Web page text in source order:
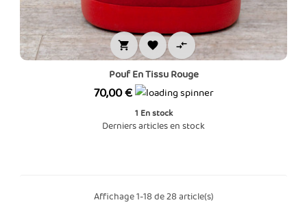
  
Pouf En Tissu Rouge
Prix
70,00 €
1 En stock
Derniers articles en stock
Affichage 1-18 de 28 article(s)